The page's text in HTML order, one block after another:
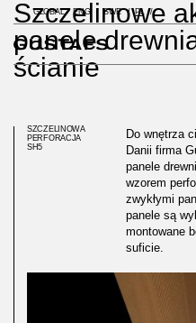
GLOBAL ENG SWE PL
Szczelinowe
panele
ścianie
SZCZELINOWA
PERFORACJA
SH5
Do wnętrza
Danii firma
panele
wzorem
zwykłymi
panele są
montowane
suficie.